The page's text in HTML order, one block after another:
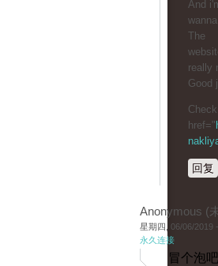
And
The
really
Good
href="
回复
Anonymous (
星期四, 06/06/2019
永久连接
冒个泡